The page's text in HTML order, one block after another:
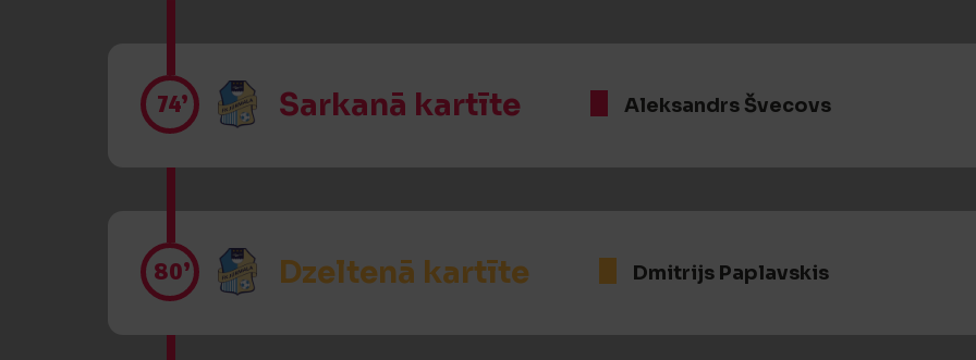
74’ Sarkanā kartīte Aleksandrs Švecovs
80’ Dzeltenā kartīte Dmitrijs Paplavskis